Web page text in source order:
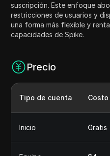
suscripción. Este enfoque
restricciones de usuarios y
una forma más flexible y
capacidades de Spike.
Precio
Tipo de cuenta Costo
Inicio Gratis